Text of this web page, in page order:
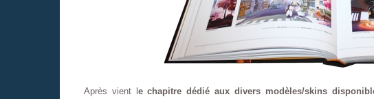
Après vient le chapitre dédié aux divers modèles/skins